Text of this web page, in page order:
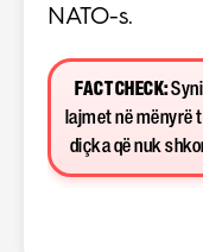
NATO-s.
FACT CHECK:
lajmet në mënyrë
diçka që nuk